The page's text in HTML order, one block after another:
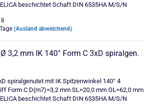
beschichtet Schaft DIN 6535HA M/S/N
(Ausland abweichend)
3,2 mm IK 140° Form C 3xD spiralgen.
spiralgenutet mit IK Spitzenwinkel 140° 4
Form C D(m7)=3,2 mm SL=20,0 mm GL=62,0 mm
beschichtet Schaft DIN 6535HA M/S/N